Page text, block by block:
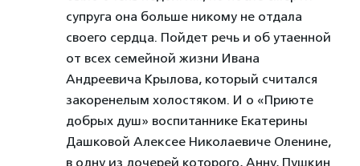
супруга она больше никому не отдала
своего сердца. Пойдет речь и об утаенной
от всех семейной жизни Ивана
Андреевича Крылова, который считался
закоренелым холостяком. И о «Приюте
добрых душ» воспитаннике Екатерины
Дашковой Алексее Николаевиче Оленине,
в одну из дочерей которого, Анну, Пушкин